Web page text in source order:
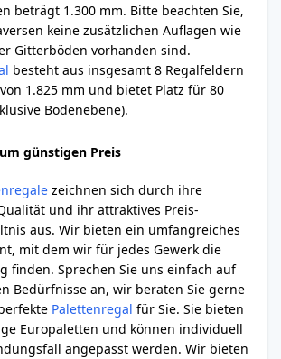
beträgt 1.300 mm. Bitte beachten Sie,
keine zusätzlichen Auflagen wie
Gitterböden vorhanden sind.
besteht aus insgesamt 8 Regalfeldern
1.825 mm und bietet Platz für 80
Bodenebene).
günstigen Preis
zeichnen sich durch ihre
und ihr attraktives Preis-
aus. Wir bieten ein umfangreiches
mit dem wir für jedes Gewerk die
finden. Sprechen Sie uns einfach auf
Bedürfnisse an, wir beraten Sie gerne
Palettenregal für Sie. Sie bieten
Europaletten und können individuell
angepasst werden. Wir bieten